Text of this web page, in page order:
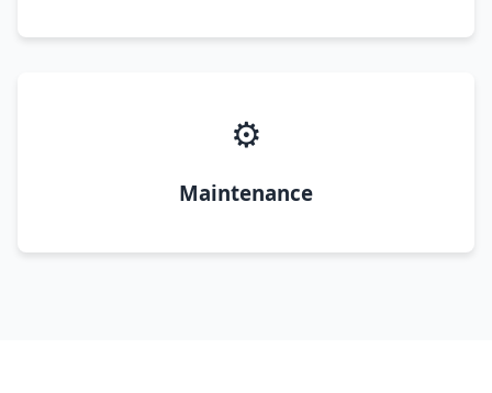
⚙️
Maintenance